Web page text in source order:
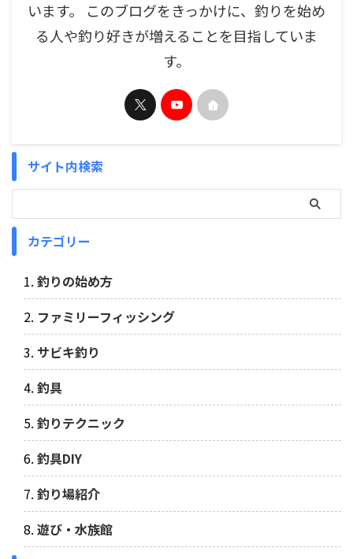
います。 このブログをきっかけに、釣りを始め
る人や釣り好きが増えることを目指していま
す。
サイト内検索
カテゴリー
釣りの始め方
ファミリーフィッシング
サビキ釣り
釣具
釣りテクニック
釣具DIY
釣り場紹介
遊び・水族館